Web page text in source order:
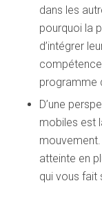
dans les
pourquoi la
d’intégrer
programme
D’une
mobiles est
atteinte en
qui vous fait